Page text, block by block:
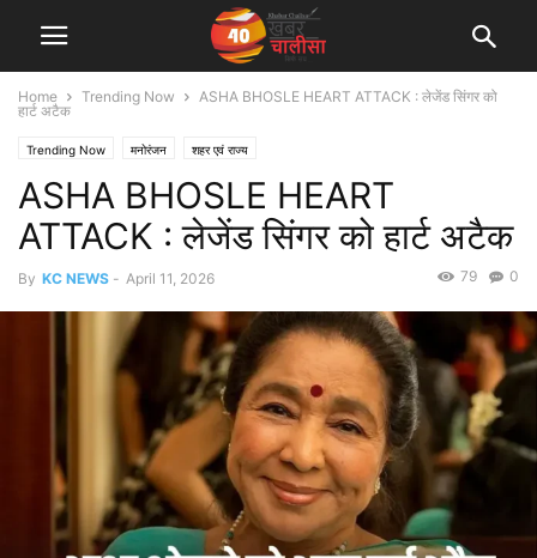
Home Trending Now
ASHA BHOSLE HEART ATTACK : लेजेंड सिंगर को
हार्ट अटैक
Trending Now मनोरंजन शहर एवं राज्य
ASHA BHOSLE HEART
ATTACK : लेजेंड सिंगर को हार्ट अटैक
By KC NEWS - April 11, 2026 0
79